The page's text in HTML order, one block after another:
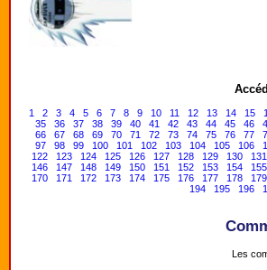
1 2 3 4 5 6 7 8 9 10 11 12 13 14 15
35
36 37 38 39 40 41 42 43 44 45 46
66
67 68 69 70 71 72 73 74 75 76 77
97
98 99 100 101 102 103 104 105 106
122
123 124 125 126 127 128 129 130 131
146
147 148 149 150 151 152 153 154 155
170
171 172 173 174 175 176 177 178 179
194
195 196
Les